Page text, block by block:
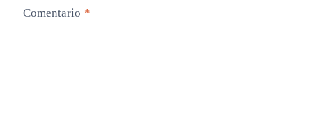
Comentario *